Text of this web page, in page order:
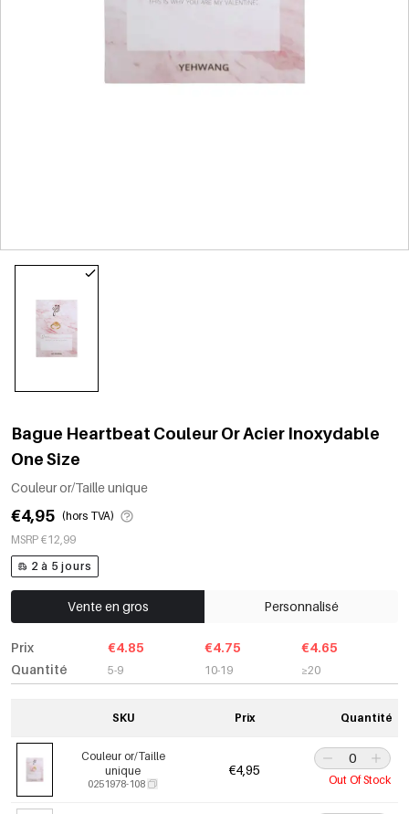
Bague Heartbeat Couleur Or Acier Inoxydable
One Size
Couleur or/Taille unique
€4,95 (hors TVA)
MSRP €12,99
2 à 5 jours
Vente en gros Personnalisé
Prix
Quantité
€4.85
5-9
€4.75
10-19
€4.65
≥20
SKU Prix Quantité
Couleur or/Taille
unique
0251978-108
€4,95
Out Of Stock